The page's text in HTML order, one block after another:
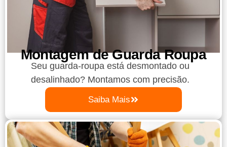
Montagem de Guarda Roupa​
Seu guarda-roupa está desmontado ou
desalinhado? Montamos com precisão.
Saiba Mais